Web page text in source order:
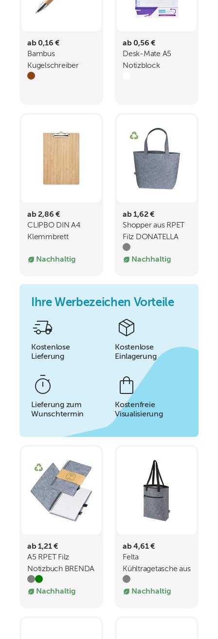
ab 0,16 €
Bambus
Kugelschreiber
Concepción
ab 0,56 €
Desk-Mate A5
Notizblock
ab 2,86 €
CLIPBO DIN A4
Klemmbrett
Nachhaltig
ab 1,62 €
Shopper aus RPET
Filz DONATELLA
Nachhaltig
Ihre Werbezeichen Vorteile
Kostenlose
Lieferung
Kostenlose
Einlagerung
Lieferung zum
Wunschtermin
Kostenfreie
Visualisierung
ab 1,21 €
A5 RPET Filz
Notizbuch BRENDA
Nachhaltig
ab 4,61 €
Felta
Kühltragetasche aus
GRS-recyceltem
Filz 12 L
Nachhaltig